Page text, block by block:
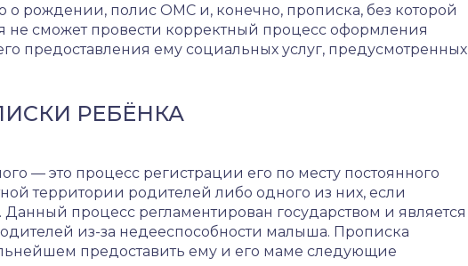
о рождении, полис ОМС и, конечно, прописка, без которой
не сможет провести корректный процесс оформления
предоставления ему социальных услуг, предусмотренных
РЕБЁНКА
— это процесс регистрации его по месту постоянного
территории родителей либо одного из них, если
Данный процесс регламентирован государством и является
из-за недееспособности малыша. Прописка
предоставить ему и его маме следующие